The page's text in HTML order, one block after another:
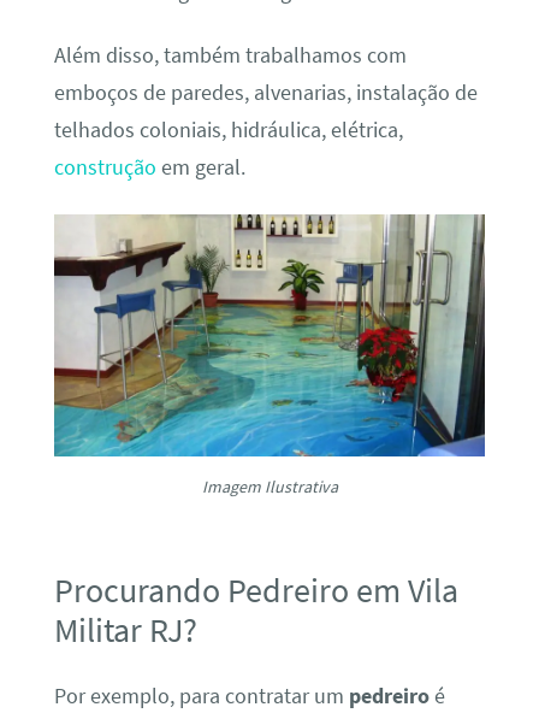
Além disso, também trabalhamos com
emboços de paredes, alvenarias, instalação de
telhados coloniais, hidráulica, elétrica,
construção em geral.
Imagem Ilustrativa
Procurando Pedreiro em Vila
Militar RJ?
Por exemplo, para contratar um pedreiroé